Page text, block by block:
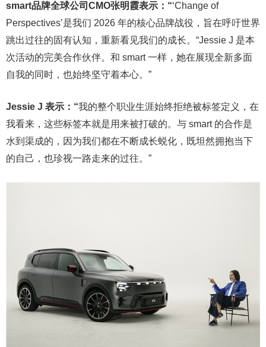
smart品牌全球公司 CMO张明霞表示： “‘Change of
Perspectives’是我们 2026 年的核心品牌战役，旨在呼吁世界
跳出过往的固有认知，重新看见我们的成长。“Jessie J 是本
次活动的完美合作伙伴。和 smart 一样，她在展现全新多面
自我的同时，也始终坚守着本心。”
Jessie J 表示： “我的整个职业生涯始终拒绝被标签定义，在
我看来，这些标签本就是用来被打破的。与 smart 的合作是
水到渠成的，因为我们都在不断成长蜕化，既坦然拥抱当下
的自己，也珍视一路走来的过往。”